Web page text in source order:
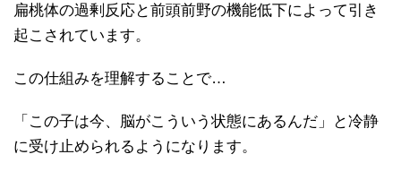
扁桃体の過剰反応と前頭前野の機能低下によって引き
起こされています。
この仕組みを理解することで…
「この子は今、脳がこういう状態にあるんだ」と冷静
に受け止められるようになります。